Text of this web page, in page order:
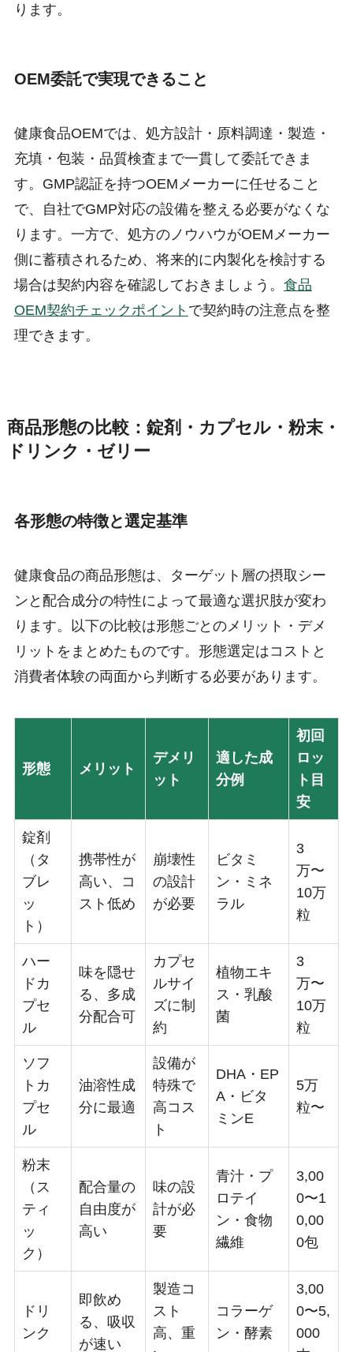
ります。
OEM委託で実現できること
健康食品OEMでは、処方設計・原料調達・製造・
充填・包装・品質検査まで一貫して委託できま
す。GMP認証を持つOEMメーカーに任せること
で、自社でGMP対応の設備を整える必要がなくな
ります。一方で、処方のノウハウがOEMメーカー
側に蓄積されるため、将来的に内製化を検討する
場合は契約内容を確認しておきましょう。 食品
OEM契約チェックポイント で契約時の注意点を整
理できます。
商品形態の比較：錠剤・カプセル・粉末・
ドリンク・ゼリー
各形態の特徴と選定基準
健康食品の商品形態は、ターゲット層の摂取シー
ンと配合成分の特性によって最適な選択肢が変わ
ります。以下の比較は形態ごとのメリット・デメ
リットをまとめたものです。形態選定はコストと
消費者体験の両面から判断する必要があります。
形態 メリット
デメリ
ット
適した成
分例
初回
ロッ
ト目
安
錠剤
（タ
ブレ
ッ
ト）
携帯性が
高い、コ
スト低め
崩壊性
の設計
が必要
ビタミ
ン・ミネ
ラル
3
万〜
10万
粒
ハー
ドカ
プセ
ル
味を隠せ
る、多成
分配合可
カプセ
ルサイ
ズに制
約
植物エキ
ス・乳酸
菌
3
万〜
10万
粒
ソフ
トカ
プセ
ル
油溶性成
分に最適
設備が
特殊で
高コス
ト
DHA・EP
A・ビタ
ミンE
5万
粒〜
粉末
（ス
ティ
ッ
ク）
配合量の
自由度が
高い
味の設
計が必
要
青汁・プ
ロテイ
ン・食物
繊維
3,00
0〜1
0,00
0包
ドリ
ンク
即飲め
る、吸収
が速い
製造コ
スト
高、重
コラーゲ
ン・酵素
3,00
0〜5,
000